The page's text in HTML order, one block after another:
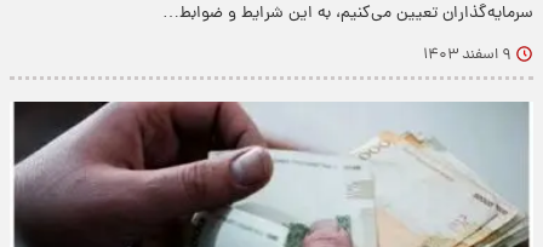
سرمایه‌گذاران تعیین می‌کنیم، به این شرایط و ضوابط…
۹ اسفند ۱۴۰۳